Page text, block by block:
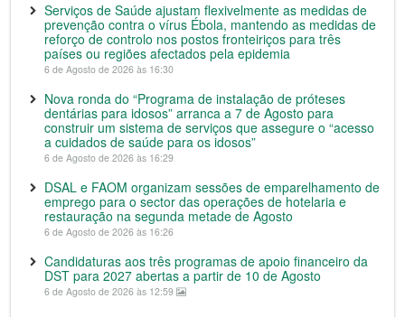
Serviços de Saúde ajustam flexivelmente as medidas de
prevenção contra o vírus Ébola, mantendo as medidas de
reforço de controlo nos postos fronteiriços para três
países ou regiões afectados pela epidemia
6 de Agosto de 2026 às 16:30
Nova ronda do “Programa de instalação de próteses
dentárias para idosos” arranca a 7 de Agosto para
construir um sistema de serviços que assegure o “acesso
a cuidados de saúde para os idosos”
6 de Agosto de 2026 às 16:29
DSAL e FAOM organizam sessões de emparelhamento de
emprego para o sector das operações de hotelaria e
restauração na segunda metade de Agosto
6 de Agosto de 2026 às 16:26
Candidaturas aos três programas de apoio financeiro da
DST para 2027 abertas a partir de 10 de Agosto
6 de Agosto de 2026 às 12:59